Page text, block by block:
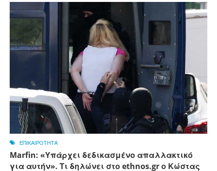
ΕΠΙΚΑΙΡΟΤΗΤΑ
Marfin: «Υπάρχει δεδικασμένο απαλλακτικό
για αυτήν». Τι δηλώνει στο ethnos.gr ο Κώστας